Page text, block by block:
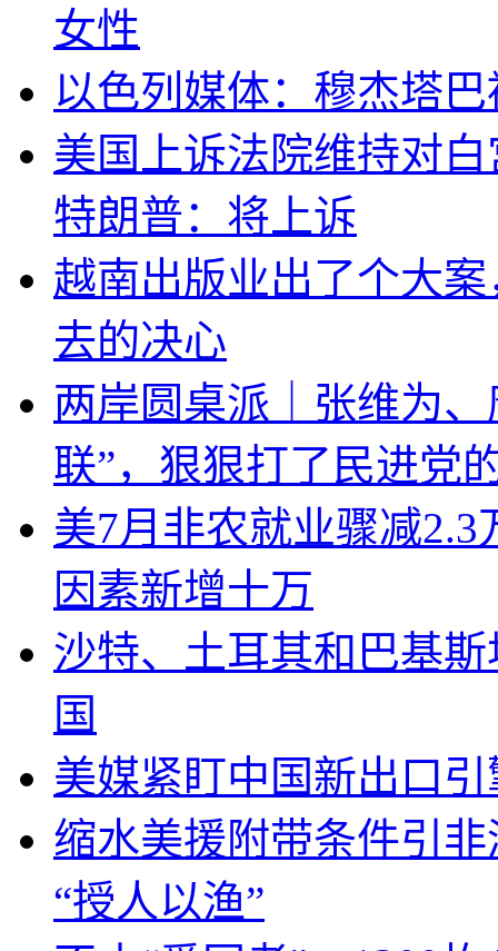
女性
以色列媒体：穆杰塔
美国上诉法院维持对
特朗普：将上诉
越南出版业出了个大
去的决心
两岸圆桌派｜张维为
联”，狠狠打了民进党
美7月非农就业骤减
因素新增十万
沙特、土耳其和巴基
国
美媒紧盯中国新出口
缩水美援附带条件引
“授人以渔”